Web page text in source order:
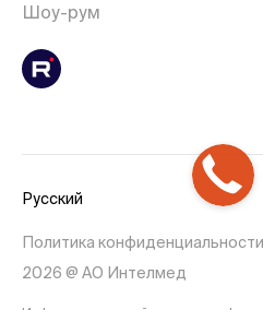
Шоу-рум
Русский
Политика конфиденциальности
2026 @ АО Интелмед